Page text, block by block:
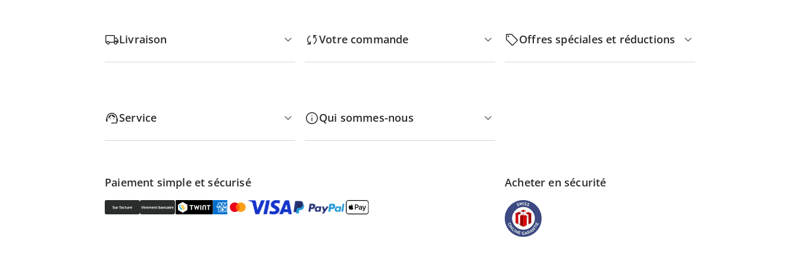
Livraison Votre commande Offres spéciales et réductions
Service Qui sommes-nous
Paiement simple et sécurisé Acheter en sécurité